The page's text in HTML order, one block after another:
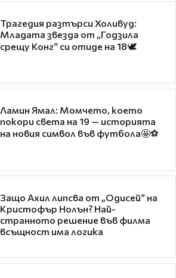
Трагедия разтърси Холивуд:
Младата звезда от „Годзила
срещу Конг“ си отиде на 18🕊️
Ламин Ямал: Момчето, което
покори света на 19 — историята
на новия символ във футбола🤩⚽
Защо Ахил липсва от „Одисей“ на
Кристофър Нолън? Най-
странното решение във филма
всъщност има логика